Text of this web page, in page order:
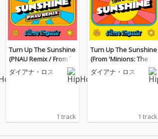
Turn Up The Sunshine
(PNAU Remix / From 'M
inions: The Rise of Gr
u' Soundtrack)
ダイアナ・ロス
1 track
Turn Up The Sunshine
(From 'Minions: The Ri
se of Gru' Soundtrack)
ダイアナ・ロス
1 track